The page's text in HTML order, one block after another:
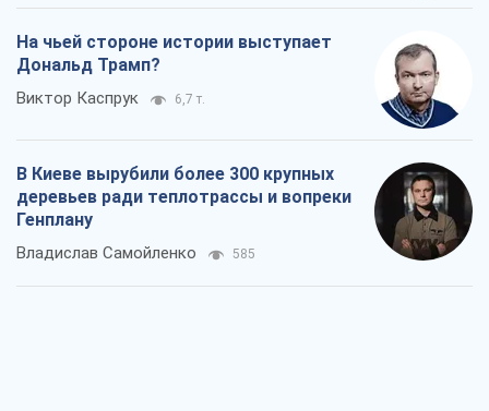
На чьей стороне истории выступает
Дональд Трамп?
Виктор Каспрук 6,7 т.
В Киеве вырубили более 300 крупных
деревьев ради теплотрассы и вопреки
Генплану
Владислав Самойленко 585